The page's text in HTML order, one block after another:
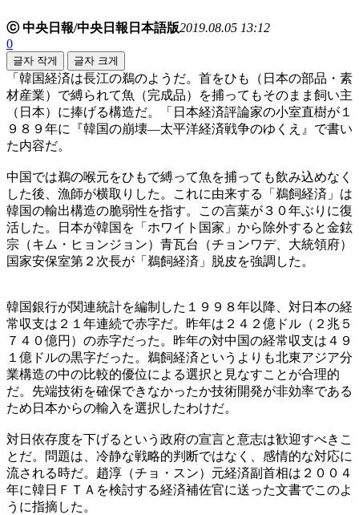
ⓒ 中央日報/中央日報日本語版2019.08.05 13:12
0
글자 작게 글자 크게
「韓国経済は長江の鵜のようだ。首をひも（日本の部品・素
材産業）で縛られて魚（完成品）を捕ってもそのまま飼い主
（日本）に捧げる構造だ。「日本経済評論家の小室直樹が１
９８９年に『韓国の崩壊―太平洋経済戦争のゆくえ』で書い
た内容だ。
中国では鵜の喉元をひもで縛って魚を捕っても飲み込めなく
した後、漁師が横取りした。これに由来する「鵜飼経済」は
韓国の輸出構造の脆弱性を指す。この言葉が３０年ぶりに復
活した。日本が韓国を「ホワイト国家」から除外すると金鉉
宗（キム・ヒョンジョン）青瓦台（チョンワデ、大統領府）
国家安保室第２次長が「鵜飼経済」脱皮を強調した。
韓国銀行が関連統計を編制した１９９８年以降、対日本の経
常収支は２１年連続で赤字だ。昨年は２４２億ドル（２兆５
７４０億円）の赤字だった。昨年の対中国の経常収支は４９
１億ドルの黒字だった。鵜飼経済というよりも北東アジア分
業構造の中の比較的優位による選択と見なすことが合理的
だ。先端技術を確保できなかったか技術開発が非効率である
ため日本からの輸入を選択したわけだ。
対日依存度を下げるという政府の宣言と意志は歓迎すべきこ
とだ。問題は、冷静な戦略的判断ではなく、感情的な対応に
流される時だ。趙淳（チョ・スン）元経済副首相は２００４
年に韓日ＦＴＡを検討する経済補佐官に送った文書でこのよ
うに指摘した。